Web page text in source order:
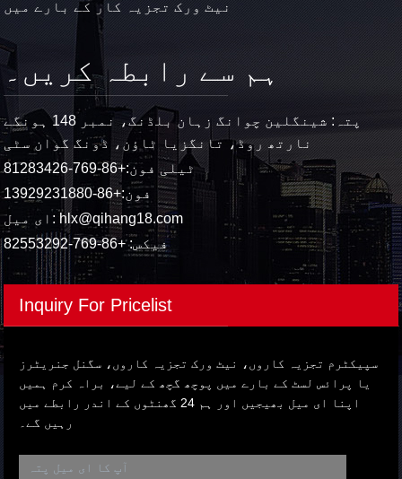
نیٹ ورک تجزیہ کار کے بارے میں
ہم سے رابطہ کریں۔
پتہ: شینگلین چوانگ زہان بلڈنگ، نمبر 148 ہونگے
نارتھ روڈ، تانگزیا ٹاؤن، ڈونگ گوان سٹی
ٹیلی فون:+86-769-81283426
فون:+86-13929231880
ای میل: hlx@qihang18.com
فیکس: +86-769-82553292
Inquiry For Pricelist
سپیکٹرم تجزیہ کاروں، نیٹ ورک تجزیہ کاروں، سگنل جنریٹرز
یا پرائس لسٹ کے بارے میں پوچھ گچھ کے لیے، براہ کرم ہمیں
اپنا ای میل بھیجیں اور ہم 24 گھنٹوں کے اندر رابطے میں
رہیں گے۔